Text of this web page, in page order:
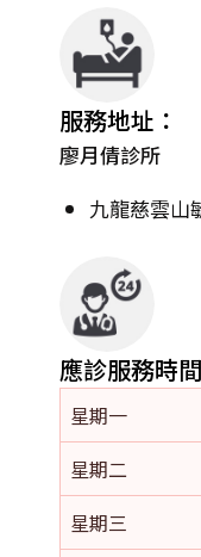
服務地址：
廖月倩診所
九龍慈雲山
應診服務時間
星期一
星期二
星期三